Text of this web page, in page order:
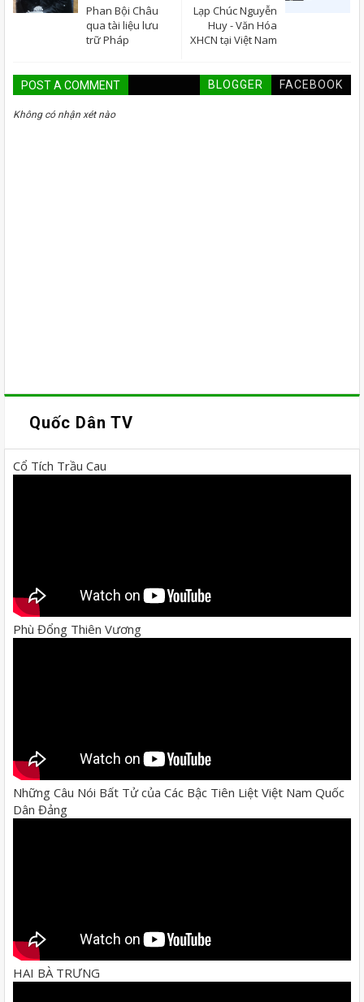
Lạp Chúc Nguyễn
Huy - Văn Hóa
XHCN tại Việt Nam
Phan Bội Châu
qua tài liệu lưu
trữ Pháp
POST A COMMENT BLOGGER FACEBOOK
Không có nhận xét nào
Quốc Dân TV
Cổ Tích Trầu Cau
Phù Đổng Thiên Vương
Những Câu Nói Bất Tử của Các Bậc Tiên Liệt Việt Nam Quốc
Dân Đảng
HAI BÀ TRƯNG